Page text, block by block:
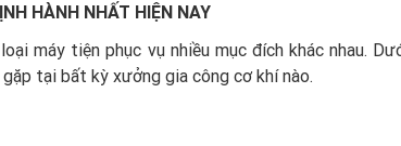
HÀNH NHẤT HIỆN NAY
máy tiện phục vụ nhiều mục đích khác nhau.
gặp tại bất kỳ xưởng gia công cơ khí nào.